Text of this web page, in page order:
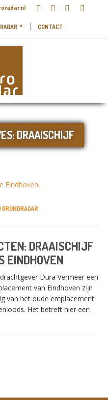
CONTACT
DRAAISCHIJF
DRAAISCHIJF
EINDHOVEN
Dura Vermeer een
van Eindhoven zijn
van het oude emplacement
Het betreft hier een